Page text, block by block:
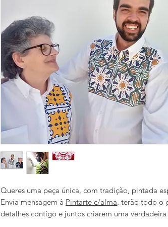
Queres uma peça única, com tradição, pintada
Envia mensagem à Pintarte c/alma, terão todo o
detalhes contigo e juntos criarem uma